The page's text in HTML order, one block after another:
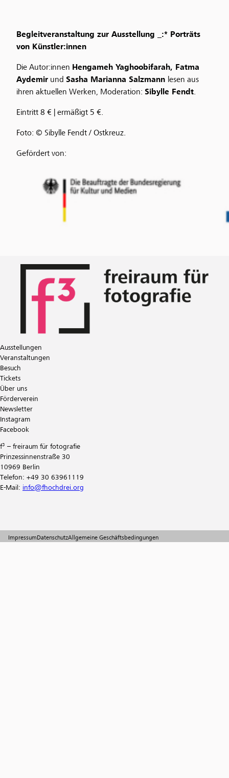
Begleitveranstaltung zur Ausstellung _:* Porträts
von Künstler:innen
Die Autor:innen Hengameh Yaghoobifarah, Fatma
Aydemir und Sasha Marianna Salzmann lesen aus
ihren aktuellen Werken, Moderation: Sibylle Fendt.
Eintritt 8 € | ermäßigt 5 €.
Foto: © Sibylle Fendt / Ostkreuz.
Gefördert von:
Ausstellungen
Veranstaltungen
Besuch
Tickets
Über uns
Förderverein
Newsletter
Instagram
Facebook
f³ – freiraum für fotografie
Prinzessinnenstraße 30
10969 Berlin
Telefon: +49 30 63961119
E-Mail: info@fhochdrei.org
ImpressumDatenschutzAllgemeine Geschäftsbedingungen